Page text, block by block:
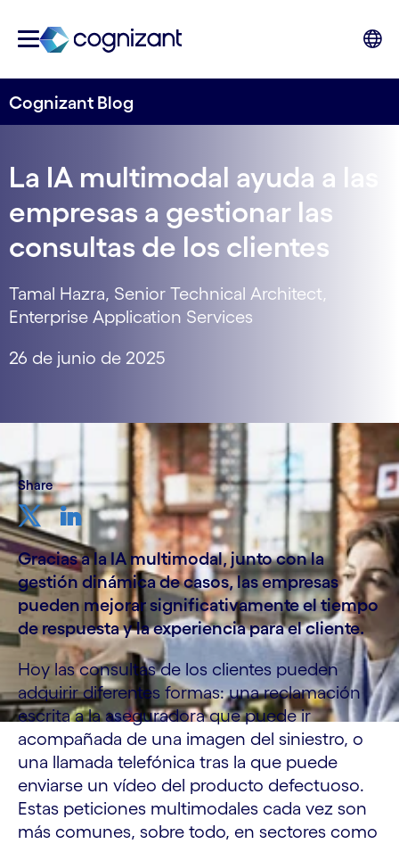
Cognizant Blog
La IA multimodal ayuda a las
empresas a gestionar las
consultas de los clientes
Tamal Hazra, Senior Technical Architect,
Enterprise Application Services
26 de junio de 2025
Share
Gracias a la IA multimodal, junto con la
gestión dinámica de casos, las empresas
pueden mejorar significativamente el tiempo
de respuesta y la experiencia para el cliente.
Hoy las consultas de los clientes pueden
adquirir diferentes formas: una reclamación
escrita a la aseguradora que puede ir
acompañada de una imagen del siniestro, o
una llamada telefónica tras la que puede
enviarse un vídeo del producto defectuoso.
Estas peticiones multimodales cada vez son
más comunes, sobre todo, en sectores como